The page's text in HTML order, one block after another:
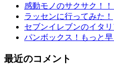
感動モノのサクサク！！
ラッセンに行ってみた！
セブンイレブンのイタ
パンボックス！もっと
最近のコメント